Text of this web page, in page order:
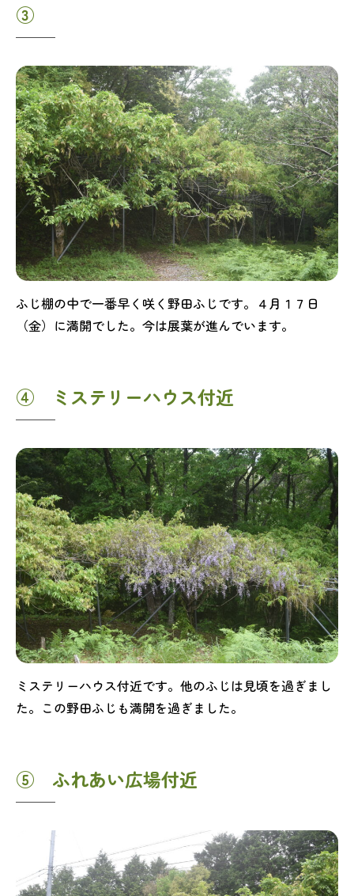
③
ふじ棚の中で一番早く咲く野田ふじです。４月１７日
（金）に満開でした。今は展葉が進んでいます。
④ ミステリーハウス付近
ミステリーハウス付近です。他のふじは見頃を過ぎまし
た。この野田ふじも満開を過ぎました。
⑤ ふれあい広場付近